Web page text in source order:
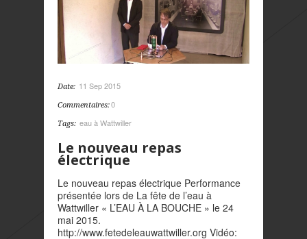
Date: 11 Sep 2015
Commentaires:0
Tags: eau à Wattwiller
Le nouveau repas
électrique
Le nouveau repas électrique Performance
présentée lors de La fête de l’eau à
Wattwiller « L’EAU À LA BOUCHE » le 24
mai 2015.
http://www.fetedeleauwattwiller.org Vidéo: